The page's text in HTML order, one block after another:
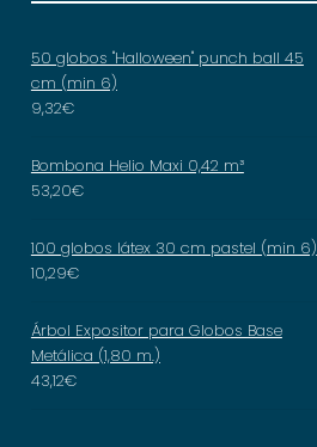
50 globos "Halloween" punch ball 45
cm (min 6)
9,32€
Bombona Helio Maxi 0,42 m³
53,20€
100 globos látex 30 cm pastel (min 6)
10,29€
Árbol Expositor para Globos Base
Metálica (1,80 m.)
43,12€